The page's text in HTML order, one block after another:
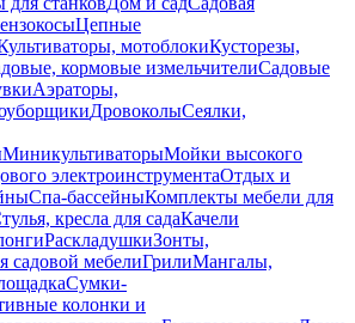
Цепные
мотоблокиКусторезы,
кормовые измельчителиСадовые
Аэраторы,
ДровоколыСеялки,
МиникультиваторыМойки высокого
электроинструментаОтдых и
Спа-бассейныКомплекты мебели для
кресла для садаКачели
РаскладушкиЗонты,
садовой мебелиГрилиМангалы,
Сумки-
колонки и